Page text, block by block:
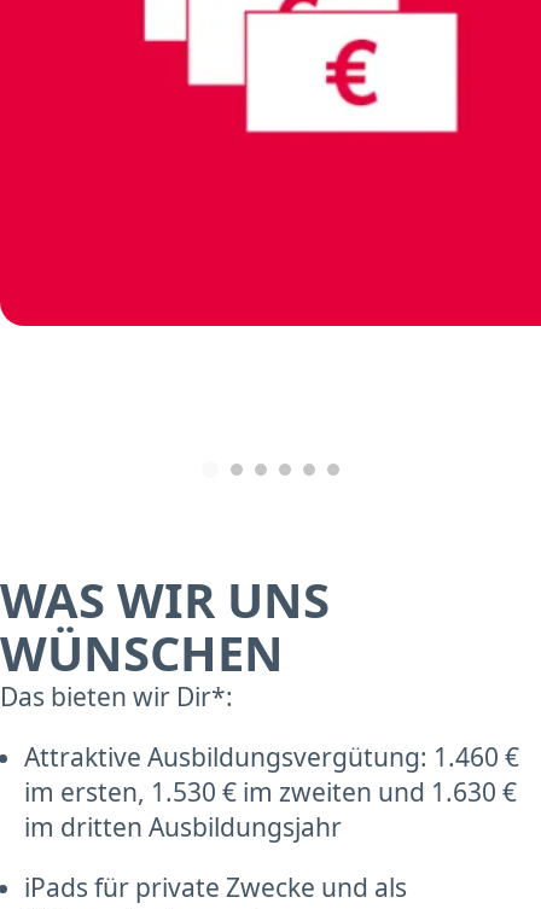
WAS WIR UNS
WÜNSCHEN
Das bieten wir Dir*:
Attraktive Ausbildungsvergütung: 1.460 €
im ersten, 1.530 € im zweiten und 1.630 €
im dritten Ausbildungsjahr
iPads für private Zwecke und als